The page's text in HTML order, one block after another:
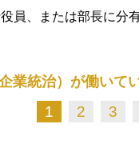
員、または部長に
企業統治）が働い
1 2 3